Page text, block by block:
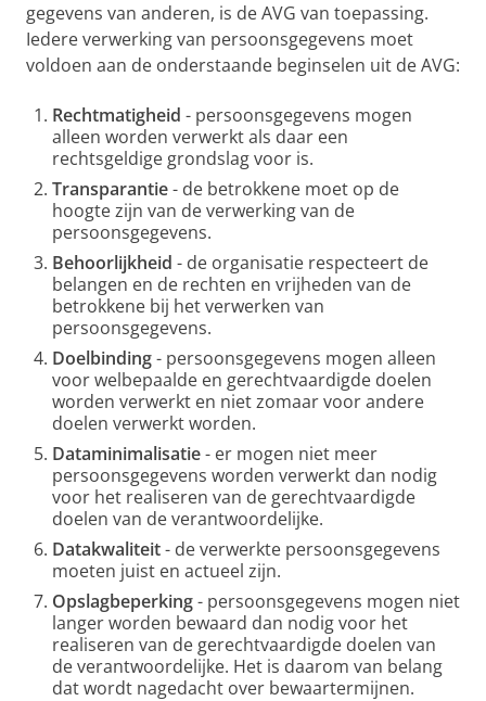
gegevens van anderen, is de AVG van toepassing.
Iedere verwerking van persoonsgegevens moet
voldoen aan de onderstaande beginselen uit de AVG:
Rechtmatigheid - persoonsgegevens mogen
alleen worden verwerkt als daar een
rechtsgeldige grondslag voor is.
Transparantie- de betrokkene moet op de
hoogte zijn van de verwerking van de
persoonsgegevens.
Behoorlijkheid - de organisatie respecteert de
belangen en de rechten en vrijheden van de
betrokkene bij het verwerken van
persoonsgegevens.
Doelbinding- persoonsgegevens mogen alleen
voor welbepaalde en gerechtvaardigde doelen
worden verwerkt en niet zomaar voor andere
doelen verwerkt worden.
Dataminimalisatie- er mogen niet meer
persoonsgegevens worden verwerkt dan nodig
voor het realiseren van de gerechtvaardigde
doelen van de verantwoordelijke.
Datakwaliteit- de verwerkte persoonsgegevens
moeten juist en actueel zijn.
Opslagbeperking- persoonsgegevens mogen niet
langer worden bewaard dan nodig voor het
realiseren van de gerechtvaardigde doelen van
de verantwoordelijke. Het is daarom van belang
dat wordt nagedacht over bewaartermijnen.